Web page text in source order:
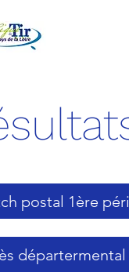
postal 1ère
départermental